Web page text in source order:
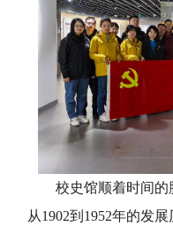
校史馆顺着时间
从1902到1952年的发